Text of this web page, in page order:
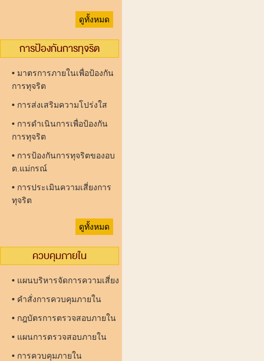
ดูทั้งหมด
การป้องกันการทุจริต
• มาตรการภายในเพื่อป้องกัน
การทุจริต
• การส่งเสริมความโปร่งใส
• การดำเนินการเพื่อป้องกัน
การทุจริต
• การป้องกันการทุจริตของอบ
ต.แม่กรณ์
• การประเมินความเสี่ยงการ
ทุจริต
ดูทั้งหมด
ควบคุมภายใน
• แผนบริหารจัดการความเสี่ยง
• คำสั่งการควบคุมภายใน
• กฎบัตรการตรวจสอบภายใน
• แผนการตรวจสอบภายใน
• การควบคุมภายใน